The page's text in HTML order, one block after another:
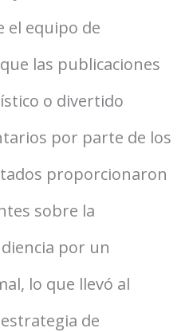
el equipo de
las publicaciones
o divertido
por parte de los
proporcionaron
sobre la
por un
lo que llevó al
de